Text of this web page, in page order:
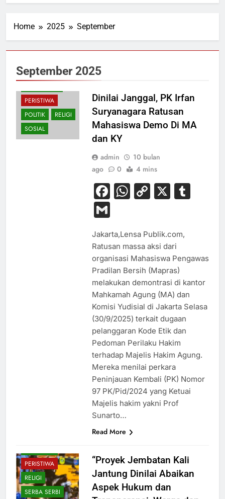
Home 2025 September
September 2025
NASIONAL
PERISTIWA
POLITIK
RELIGI
SOSIAL
Dinilai Janggal, PK Irfan
Suryanagara Ratusan
Mahasiswa Demo Di MA
dan KY
admin
10 bulan
ago
0 4 mins
Facebook
WhatsApp
Copy
X
Gmail
Jakarta,Lensa Publik.com,
Ratusan massa aksi dari
organisasi Mahasiswa Pengawas
Pradilan Bersih (Mapras)
melakukan demontrasi di kantor
Mahkamah Agung (MA) dan
Komisi Yudisial di Jakarta Selasa
(30/9/2025) terkait dugaan
pelanggaran Kode Etik dan
Pedoman Perilaku Hakim
terhadap Majelis Hakim Agung.
Mereka menilai perkara
Peninjauan Kembali (PK) Nomor
97 PK/Pid/2024 yang Ketuai
Majelis hakim yakni Prof
Sunarto…
Read More
PERISTIWA
RELIGI
SERBA SERBI
“Proyek Jembatan Kali
Jantung Dinilai Abaikan
Aspek Hukum dan